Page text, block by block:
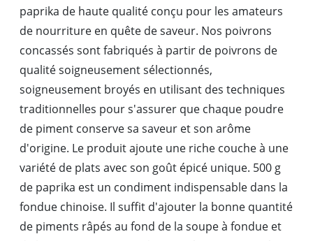
paprika de haute qualité conçu pour les amateurs
de nourriture en quête de saveur. Nos poivrons
concassés sont fabriqués à partir de poivrons de
qualité soigneusement sélectionnés,
soigneusement broyés en utilisant des techniques
traditionnelles pour s'assurer que chaque poudre
de piment conserve sa saveur et son arôme
d'origine. Le produit ajoute une riche couche à une
variété de plats avec son goût épicé unique. 500 g
de paprika est un condiment indispensable dans la
fondue chinoise. Il suffit d'ajouter la bonne quantité
de piments râpés au fond de la soupe à fondue et